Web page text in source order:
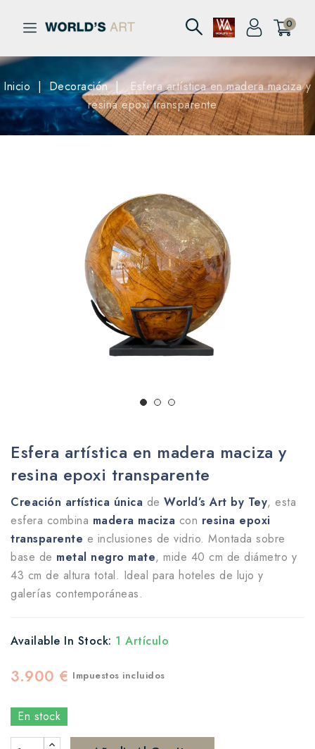
0
Inicio Decoración
Esfera artística en madera maciza y
resina epoxi transparente
Esfera artística en madera maciza y
resina epoxi transparente
Creación artística única de World’s Art by Tey, esta
esfera combina madera maciza con resina epoxi
transparente e inclusiones de vidrio. Montada sobre
base de metal negro mate, mide 40 cm de diámetro y
43 cm de altura total. Ideal para hoteles de lujo y
galerías contemporáneas.
Available In Stock: 1 Artículo
3.900 € Impuestos incluidos
En stock